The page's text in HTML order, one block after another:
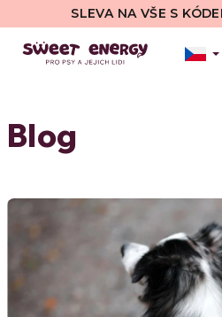
obsah
SLEVA NA VŠE S
Blog
ý
p